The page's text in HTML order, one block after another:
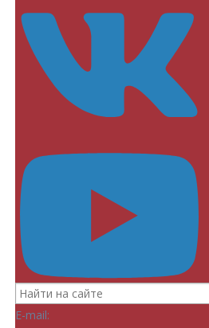
E-mail: